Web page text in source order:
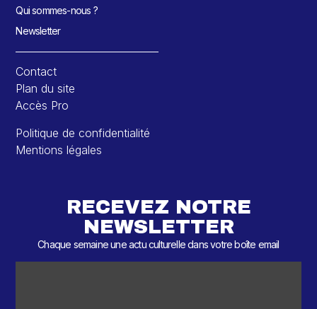
Qui sommes-nous ?
Newsletter
Contact
Plan du site
Accès Pro
Politique de confidentialité
Mentions légales
RECEVEZ NOTRE
NEWSLETTER
Chaque semaine une actu culturelle dans votre boîte email